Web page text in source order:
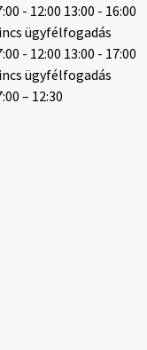
Lakosság!
…
Lakosság!
- 12:00 13:00 - 16:00
ügyfélfogadás
- 12:00 13:00 - 17:00
ügyfélfogadás
– 12:30